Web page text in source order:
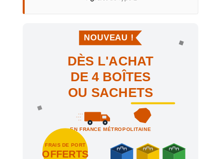
NOUVEAU !
DÈS L'ACHAT
DE 4 BOÎTES
OU SACHETS
EN FRANCE MÉTROPOLITAINE
FRAIS DE PORT
OFFERTS